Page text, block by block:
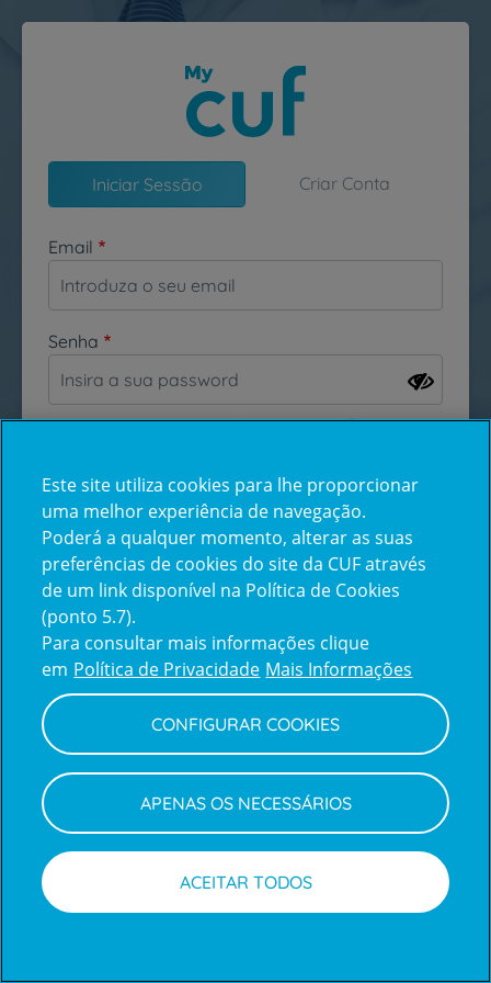
Passar para o conteúdo principal
Iniciar Sessão Criar Conta
Email
Senha
Esqueceu-se da sua password?
Inicie sessão com a Apple
Centro de Apoio ao Cliente | Política de Privacidade e Cookies
Este site utiliza cookies para lhe proporcionar
uma melhor experiência de navegação.
Poderá a qualquer momento, alterar as suas
preferências de cookies do site da CUF através
de um link disponível na Política de Cookies
(ponto 5.7).
Para consultar mais informações clique
em Política de Privacidade Mais Informações
CONFIGURAR COOKIES
APENAS OS NECESSÁRIOS
ACEITAR TODOS